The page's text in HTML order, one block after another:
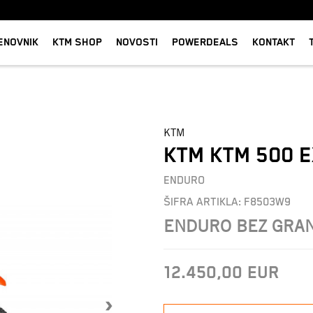
KTM SHOP NOVOSTI POWERDEALS KONTAKT
KTM
KTM KTM 500
ENDURO
ŠIFRA ARTIKLA: F8503W9
ENDURO BEZ
12.450,00 EUR